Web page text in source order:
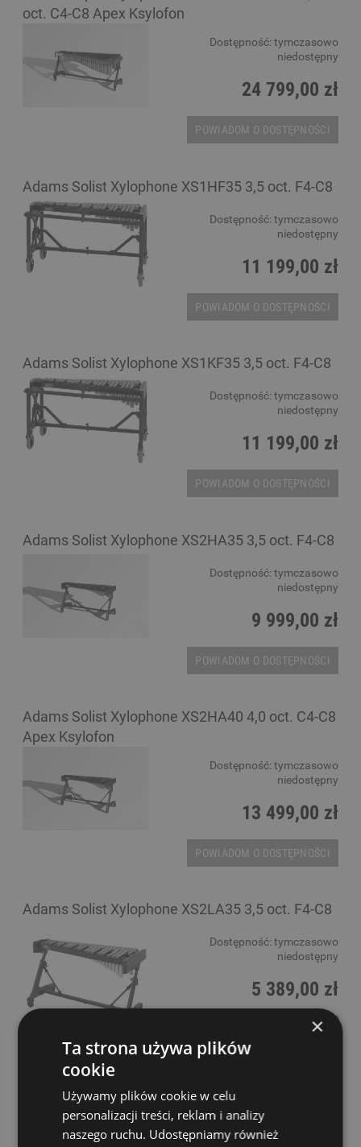
oct. C4-C8 Apex Ksylofon
Dostępność: tymczasowo
niedostępny
24 799,00 zł
POWIADOM O DOSTĘPNOŚCI
Adams Solist Xylophone XS1HF35 3,5 oct. F4-C8
Dostępność: tymczasowo
niedostępny
11 199,00 zł
POWIADOM O DOSTĘPNOŚCI
Adams Solist Xylophone XS1KF35 3,5 oct. F4-C8
Dostępność: tymczasowo
niedostępny
11 199,00 zł
POWIADOM O DOSTĘPNOŚCI
Adams Solist Xylophone XS2HA35 3,5 oct. F4-C8
Dostępność: tymczasowo
niedostępny
9 999,00 zł
POWIADOM O DOSTĘPNOŚCI
Adams Solist Xylophone XS2HA40 4,0 oct. C4-C8
Apex Ksylofon
Dostępność: tymczasowo
niedostępny
13 499,00 zł
POWIADOM O DOSTĘPNOŚCI
Adams Solist Xylophone XS2LA35 3,5 oct. F4-C8
Dostępność: tymczasowo
niedostępny
5 389,00 zł
POWIADOM O DOSTĘPNOŚCI
Afro Drum Ksylofon 10" Balafon Mały
Dostępność:tymczasowo
×
Ta strona używa plików
cookie
Używamy plików cookie w celu
personalizacji treści, reklam i analizy
naszego ruchu. Udostępniamy również